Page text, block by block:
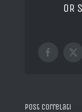
OR
Facebook
X
Post correlati